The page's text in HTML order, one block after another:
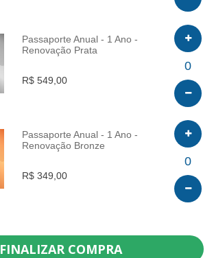
Passaporte Anual - 1 Ano -
Renovação Prata
R$ 549,00
0
Passaporte Anual - 1 Ano -
Renovação Bronze
R$ 349,00
0
FINALIZAR COMPRA